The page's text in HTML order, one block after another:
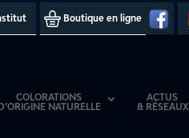
Boutique en ligne
COLORATIONS
NATURELLE
ACTUS
& RÉSEAUX